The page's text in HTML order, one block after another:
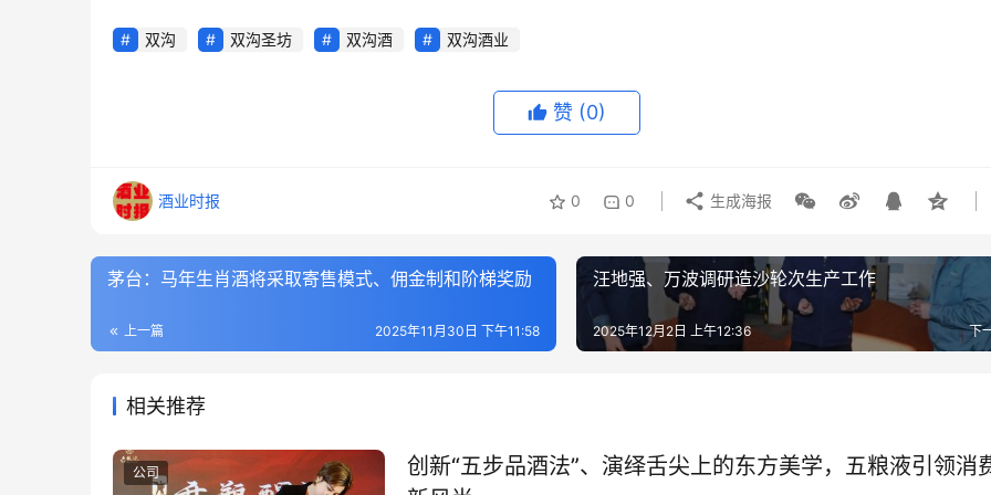
双沟 双沟圣坊 双沟酒 双沟酒业
赞 (0)
酒业时报 0 0 生成海报
茅台：马年生肖酒将采取寄售模式、佣金制和阶梯奖励
上一篇 2025年11月30日 下午11:58
汪地强、万波调研造沙轮次生产工作
下
2025年12月2日 上午12:36
相关推荐
公司
创新“五步品酒法”、演绎舌尖上的东方美学，五粮液引领消